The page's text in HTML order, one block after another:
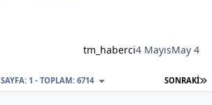
tm_haberci4 MayısMay 4
SONRAKI
SAYFA: 1 - TOPLAM: 6714